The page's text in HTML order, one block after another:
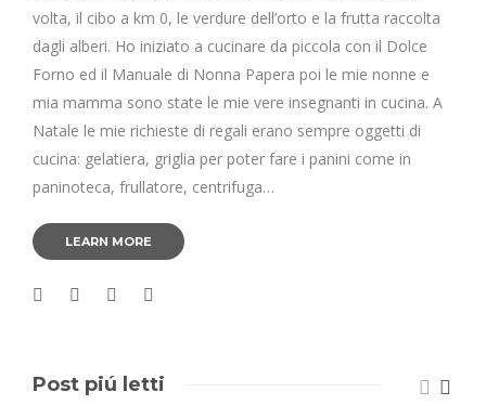
volta, il cibo a km 0, le verdure dell’orto e la frutta raccolta
dagli alberi. Ho iniziato a cucinare da piccola con il Dolce
Forno ed il Manuale di Nonna Papera poi le mie nonne e
mia mamma sono state le mie vere insegnanti in cucina. A
Natale le mie richieste di regali erano sempre oggetti di
cucina: gelatiera, griglia per poter fare i panini come in
paninoteca, frullatore, centrifuga…
LEARN MORE
Post piú letti